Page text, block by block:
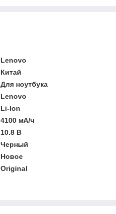
Lenovo
Китай
Для ноутбука
Lenovo
Li-Ion
4100 мА/ч
10.8 В
Черный
Новое
Original